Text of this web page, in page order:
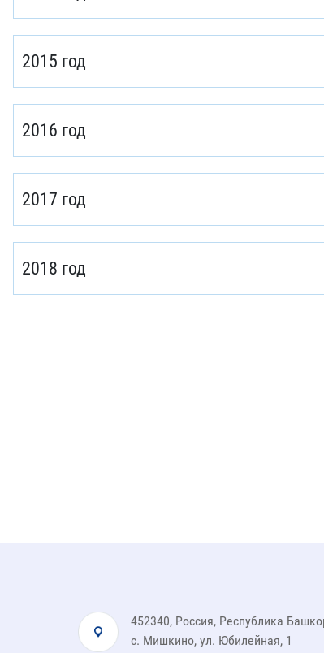
2015 год
2016 год
2017 год
2018 год
452340, Россия, Республика
с. Мишкино, ул. Юбилейная, 1